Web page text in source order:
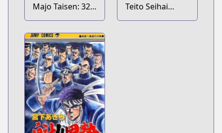
Majo Taisen: 32-
nin no Isai no
Majo wa
Koroshiau
Teito Seihai
Kitan: Fate/type